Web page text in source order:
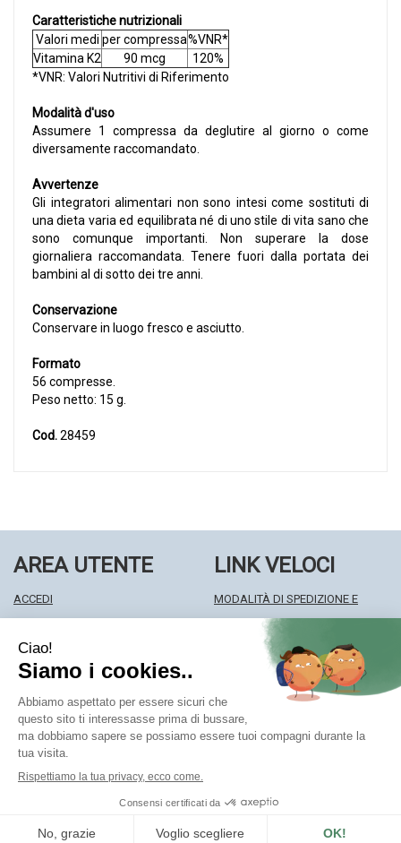
Caratteristiche nutrizionali
Valori medi per compressa%VNR*
Vitamina K2
90 mcg
120%
*VNR: Valori Nutritivi di Riferimento
Modalità d'uso
Assumere 1 compressa da deglutire al giorno o come
diversamente raccomandato.
Avvertenze
Gli integratori alimentari non sono intesi come sostituti di
una dieta varia ed equilibrata né di uno stile di vita sano che
sono comunque importanti. Non superare la dose
giornaliera raccomandata. Tenere fuori dalla portata dei
bambini al di sotto dei tre anni.
Conservazione
Conservare in luogo fresco e asciutto.
Formato
56 compresse.
Peso netto: 15 g.
Cod.28459
AREA UTENTE
ACCEDI
WISHLIST
ISCRIZIONE ALLA NEWSLETTER
LINK VELOCI
MODALITÀ DI SPEDIZIONE E
MODALITÀ DI PAGAMENTO
INFORMATIVA PRIVACY
CONDIZIONI DI VENDITA
Farmacia Centrale Srl
Numero R.E.A.: CO327309
Powered byPrenofa Web Design